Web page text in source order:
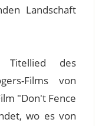
Landschaft
des
Films von
"Don't Fence
wo es von